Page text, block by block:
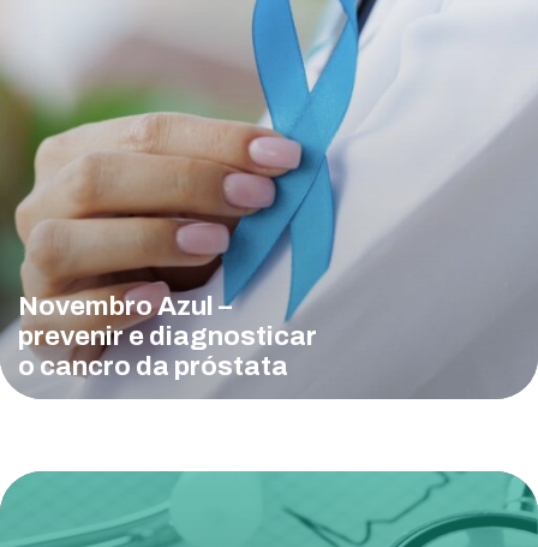
Novembro Azul –
prevenir e diagnosticar
o cancro da próstata